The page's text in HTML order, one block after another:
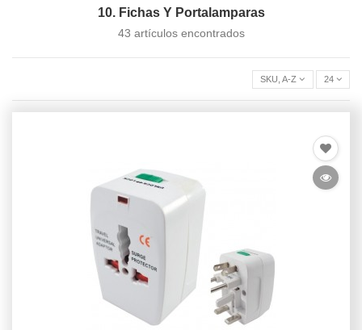
10. Fichas Y Portalamparas
43 artículos encontrados
SKU, A-Z